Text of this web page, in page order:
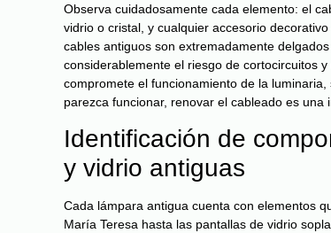
Observa cuidadosamente cada elemento: el
vidrio o cristal, y cualquier accesorio
cables antiguos son extremadamente
considerablemente el riesgo de cortocircuitos
compromete el funcionamiento de la
parezca funcionar, renovar el cableado es una
Identificación de
y vidrio antiguas
Cada lámpara antigua cuenta con elementos
María Teresa hasta las pantallas de vidrio